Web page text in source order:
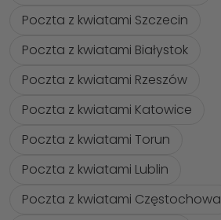
Poczta z kwiatami Szczecin
Poczta z kwiatami Białystok
Poczta z kwiatami Rzeszów
Poczta z kwiatami Katowice
Poczta z kwiatami Torun
Poczta z kwiatami Lublin
Poczta z kwiatami Częstochowa